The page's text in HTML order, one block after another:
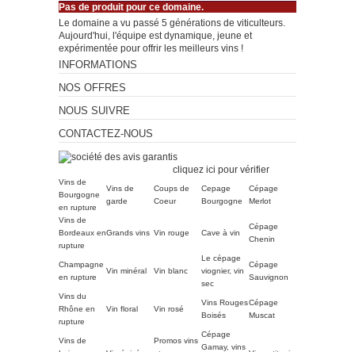
Pas de produit pour ce domaine.
Le domaine a vu passé 5 générations de viticulteurs.
Aujourd'hui, l'équipe est dynamique, jeune et
expérimentée pour offrir les meilleurs vins !
INFORMATIONS
NOS OFFRES
NOUS SUIVRE
CONTACTEZ-NOUS
cliquez ici pour vérifier.
Vins de
Bourgogne
en rupture
Vins de
garde
Coups de
Coeur
Cepage
Bourgogne
Cépage
Merlot
Vins de
Bordeaux en
rupture
Grands vins Vin rouge Cave à vin
Cépage
Chenin
Champagne
en rupture
Vin minéral Vin blanc
Le cépage
viognier, vin
sec
Cépage
Sauvignon
Vins du
Rhône en
rupture
Vin floral Vin rosé
Vins Rouges
Boisés
Cépage
Muscat
Vins de
Promos vins
Cépage
Gamay, vins